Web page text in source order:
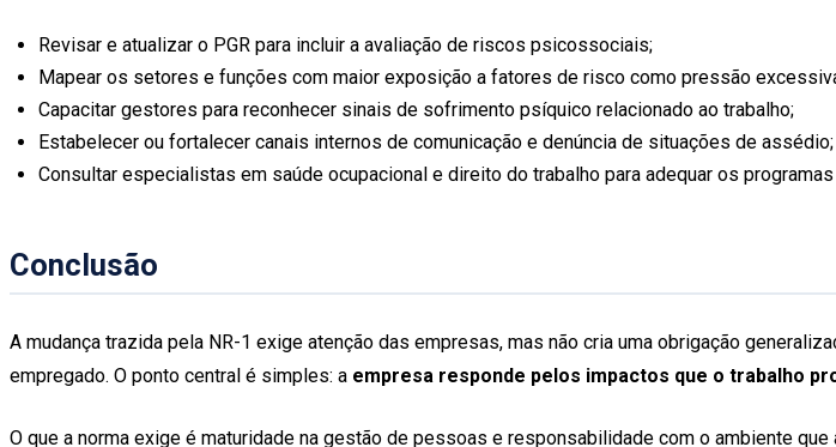
Revisar e atualizar o PGR para incluir a avaliação de riscos psicossociais;
Mapear os setores e funções com maior exposição a fatores de risco como pressão
Capacitar gestores para reconhecer sinais de sofrimento psíquico relacionado ao trabalho;
Estabelecer ou fortalecer canais internos de comunicação e denúncia de situações de assédio;
Consultar especialistas em saúde ocupacional e direito do trabalho para adequar os
Conclusão
A mudança trazida pela NR-1 exige atenção das empresas, mas não cria uma obrigação
empregado. O ponto central é simples: a empresa responde pelos impactos que o trabalho
O que a norma exige é maturidade na gestão de pessoas e responsabilidade com o ambiente